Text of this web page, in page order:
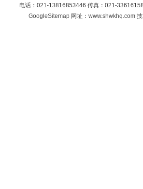
电话：021-13816853446 传真：021-
GoogleSitemap 网址：www.shwkhq.com